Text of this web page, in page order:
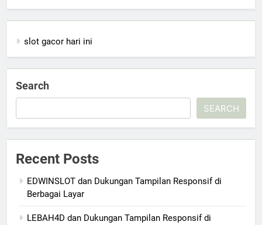
slot gacor hari ini
Search
SEARCH
Recent Posts
EDWINSLOT dan Dukungan Tampilan Responsif di
Berbagai Layar
LEBAH4D dan Dukungan Tampilan Responsif di